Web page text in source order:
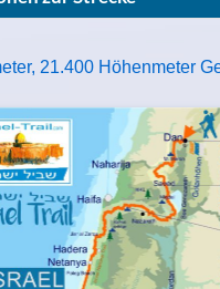
21.400 Höhenmeter